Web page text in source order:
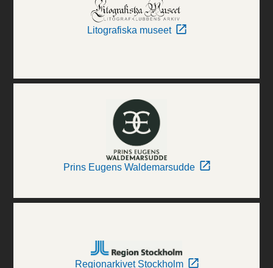
Litografiska museet
Prins Eugens Waldemarsudde
Regionarkivet Stockholm